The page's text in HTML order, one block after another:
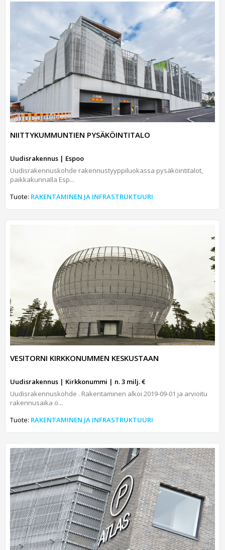
NIITTYKUMMUNTIEN PYSÄKÖINTITALO
Uudisrakennus | Espoo
Uudisrakennuskohde rakennustyyppiluokassa pysäköintitalot,
paikkakunnalla Esp...
Tuote: RAKENTAMINEN JA INFRASTRUKTUURI
VESITORNI KIRKKONUMMEN KESKUSTAAN
Uudisrakennus | Kirkkonummi | n. 3 milj. €
Uudisrakennuskohde . Rakentaminen alkoi 2019-09-01 ja arvioitu
rakennusaika o...
Tuote: RAKENTAMINEN JA INFRASTRUKTUURI